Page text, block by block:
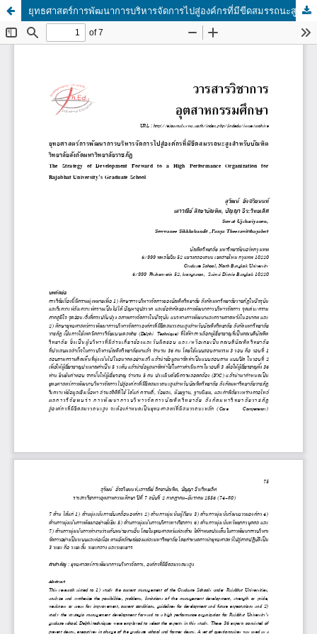
ยุทธศาสตร์การพัฒนาการบริหารจัดการไปสู่องค์กรที่มีขีดสมรรถนะสูงสำหรับบัณฑิตวิทยาลัยสังกัดมหาวิทยาลัยราชภัฏ